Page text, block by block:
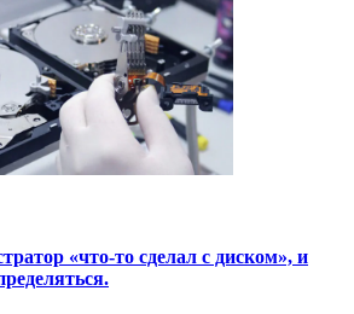
«что-то сделал с диском», и